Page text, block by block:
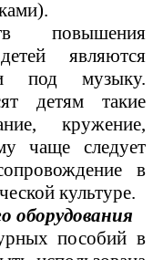
повышения
являются
под музыку.
детям такие
кружение,
чаще следует
в
культуре.
оборудования
пособий в